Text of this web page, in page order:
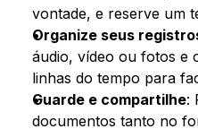
vontade, e reserve um
Organize seus
áudio, vídeo ou fotos e
linhas do tempo para
Guarde e compartilhe:
documentos tanto no